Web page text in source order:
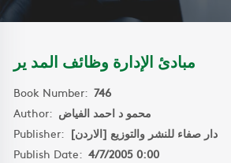
مبادئ الإدارة وظائف المد ير
Book Number: 746
Author: محمو د احمد الفياض
Publisher: دار صفاء للنشر والتوزيع [الاردن]
Publish Date: 4/7/2005 0:00